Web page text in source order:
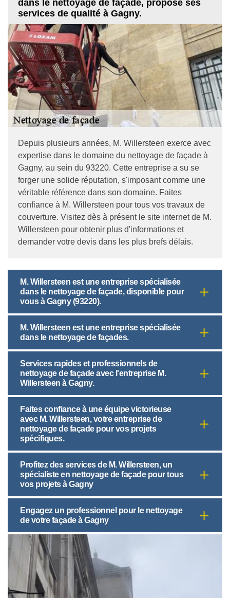
dans le nettoyage de façade, propose ses
services de qualité à Gagny.
Depuis plusieurs années, M. Willersteen exerce avec
expertise dans le domaine du nettoyage de façade à
Gagny, au sein du 93220. Cette entreprise a su se
forger une solide réputation, s'imposant comme une
véritable référence dans son domaine. Faites
confiance à M. Willersteen pour tous vos travaux de
couverture. Visitez dès à présent le site internet de M.
Willersteen pour obtenir plus d'informations et
demander votre devis dans les plus brefs délais.
M. Willersteen est une entreprise spécialisée
dans le nettoyage de façade, disponible pour
vous à Gagny (93220).
M. Willersteen est une entreprise spécialisée
dans le nettoyage de façades.
Services rapides et professionnels de
nettoyage de façade avec l'entreprise M.
Willersteen à Gagny.
Faites confiance à une équipe victorieuse
avec M. Willersteen, votre entreprise de
nettoyage de façade pour vos projets
spécifiques.
Profitez des services de M. Willersteen, un
spécialiste en nettoyage de façade pour tous
vos projets à Gagny
Engagez un professionnel pour le nettoyage
de votre façade à Gagny